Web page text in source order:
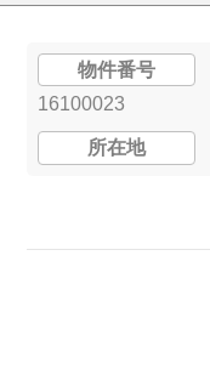
物件番号
16100023
所在地